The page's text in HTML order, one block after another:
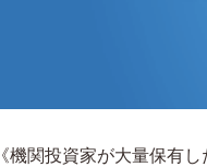
《機関投資家が大量保有